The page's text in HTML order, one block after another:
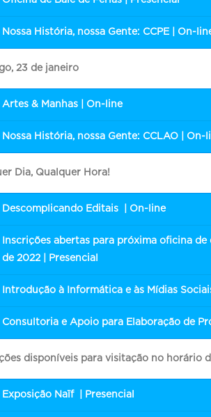
Nossa História, nossa Gente: CCPE | On-
23 de janeiro
Artes & Manhas | On-line
Nossa História, nossa Gente: CCLAO | On-
Dia, Qualquer Hora!
Descomplicando Editais | On-line
Inscrições abertas para próxima oficina
de 2022 | Presencial
Introdução à Informática e às Mídias
Consultoria e Apoio para Elaboração de
disponíveis para visitação no horário
Exposição Naïf | Presencial